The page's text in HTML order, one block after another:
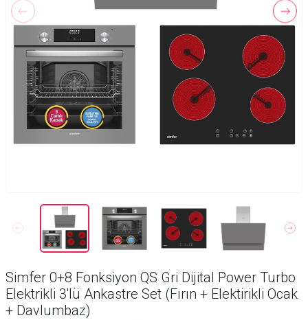
Simfer 0+8 Fonksiyon QS Gri Dijital Power Turbo
Elektrikli 3'lü Ankastre Set (Fırın + Elektirikli Ocak
+ Davlumbaz)